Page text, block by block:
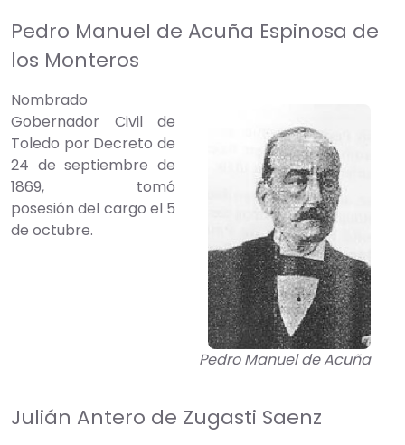
Pedro Manuel de Acuña Espinosa de
los Monteros
Pedro Manuel de Acuña
Nombrado
Gobernador Civil de
Toledo por Decreto de
24 de septiembre de
1869, tomó
posesión del cargo el 5
de octubre.
Julián Antero de Zugasti Saenz